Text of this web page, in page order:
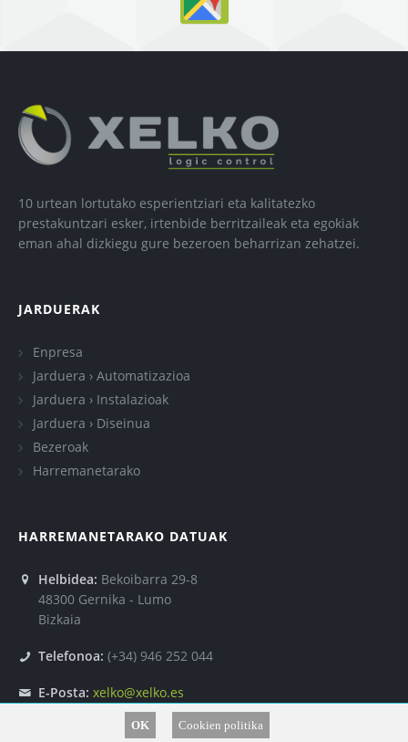
OK Cookien politika
10 urtean lortutako esperientziari eta kalitatezko
prestakuntzari esker, irtenbide berritzaileak eta egokiak
eman ahal dizkiegu gure bezeroen beharrizan zehatzei.
JARDUERAK
Enpresa
Jarduera › Automatizazioa
Jarduera › Instalazioak
Jarduera › Diseinua
Bezeroak
Harremanetarako
HARREMANETARAKO DATUAK
Helbidea: Bekoibarra 29-8
48300 Gernika - Lumo
Bizkaia
Telefonoa: (+34) 946 252 044
E-Posta: xelko@xelko.es